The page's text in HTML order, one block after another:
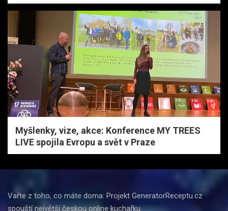
Myšlenky, vize, akce: Konference MY TREES
LIVE spojila Evropu a svět v Praze
Vařte z toho, co máte doma: Projekt GeneratorReceptu.cz
spouští největší českou online kuchařku